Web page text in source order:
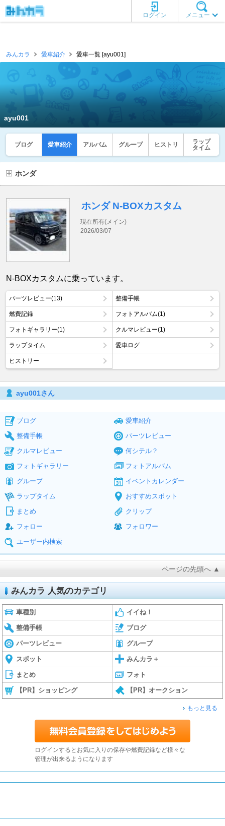
メニュー
ログイン
みんカラ 愛車紹介 愛車一覧 [ayu001]
ayu001
ブログ 愛車紹介 アルバム グループ ヒストリ
ラップ
タイム
ホンダ
ホンダ N-BOXカスタム
現在所有(メイン)
2026/03/07
N-BOXカスタムに乗っています。
パーツレビュー(13) 整備手帳
燃費記録 フォトアルバム(1)
フォトギャラリー(1) クルマレビュー(1)
ラップタイム 愛車ログ
ヒストリー
ayu001さん
ブログ
愛車紹介
整備手帳
パーツレビュー
クルマレビュー
何シテル？
フォトギャラリー
フォトアルバム
グループ
イベントカレンダー
ラップタイム
おすすめスポット
まとめ
クリップ
フォロー
フォロワー
ユーザー内検索
ページの先頭へ ▲
みんカラ 人気のカテゴリ
車種別 イイね！
整備手帳 ブログ
パーツレビュー グループ
スポット みんカラ＋
まとめ フォト
【PR】ショッピング 【PR】オークション
もっと見る
ログインするとお気に入りの保存や燃費記録など様々な
管理が出来るようになります